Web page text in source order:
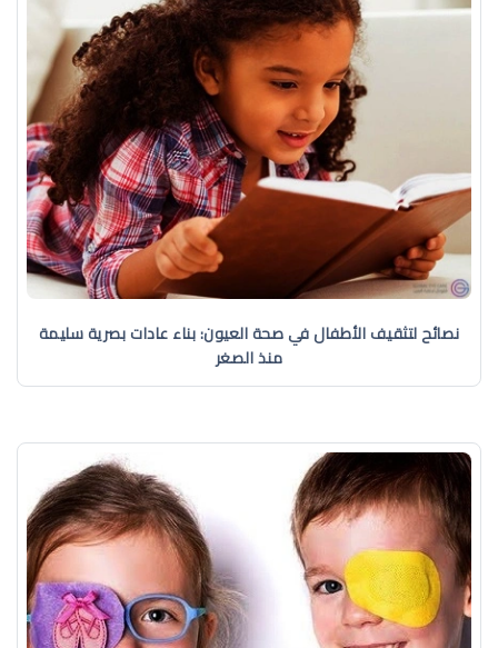
نصائح لتثقيف الأطفال في صحة العيون: بناء عادات بصرية سليمة
منذ الصغر